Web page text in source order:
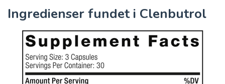
Ingredienser fundet i Clenbutrol